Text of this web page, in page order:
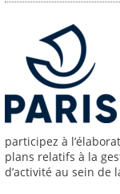
participez à
plans relatifs à la
d’activité au sein de